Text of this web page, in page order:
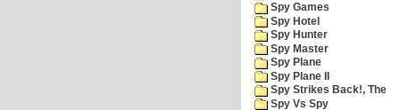
Spy Games
Spy Hotel
Spy Hunter
Spy Master
Spy Plane
Spy Plane II
Spy Strikes Back!, The
Spy Vs Spy